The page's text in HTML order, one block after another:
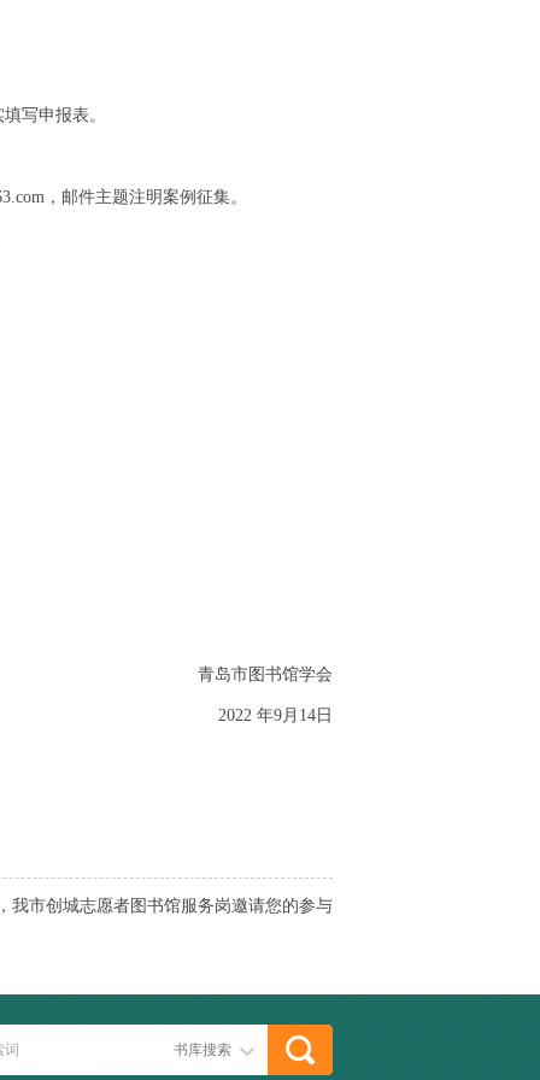
写申报表。
，邮件主题注明案例征集。
青岛市图书馆学会
2022 年9月14日
我市创城志愿者图书馆服务岗邀请您的参与
书库搜索